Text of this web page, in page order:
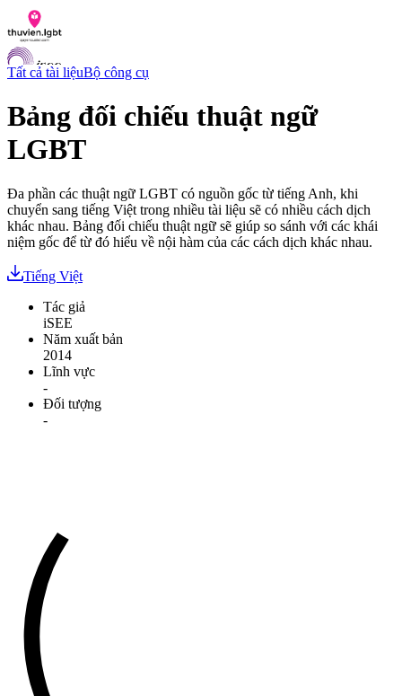
Danh sách tài liệu
Liên lạc
Chỉ số hoà nhập LGBTI
VI
EN
Tất cả tài liệuBộ công cụ
Bảng đối chiếu thuật ngữ
LGBT
Đa phần các thuật ngữ LGBT có nguồn gốc từ tiếng Anh, khi
chuyển sang tiếng Việt trong nhiều tài liệu sẽ có nhiều cách dịch
khác nhau. Bảng đối chiếu thuật ngữ sẽ giúp so sánh với các khái
niệm gốc để từ đó hiểu về nội hàm của các cách dịch khác nhau.
Tiếng Việt
Tác giả
iSEE
Năm xuất bản
2014
Lĩnh vực
-
Đối tượng
-